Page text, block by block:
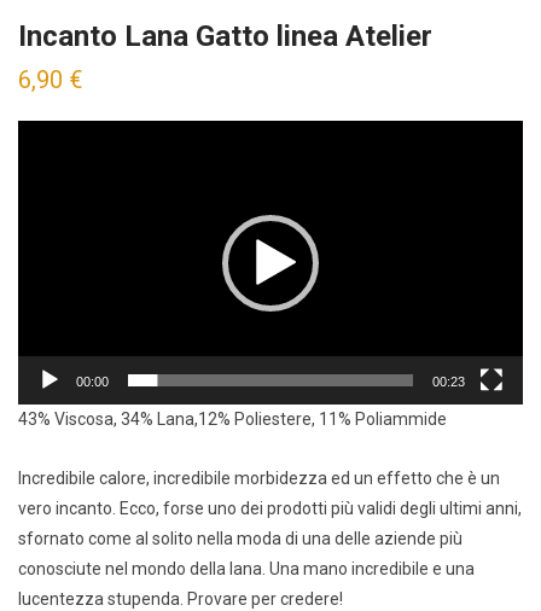
Incanto Lana Gatto linea Atelier
6,90 €
00:00 00:23
43% Viscosa, 34% Lana,12% Poliestere, 11% Poliammide
Incredibile calore, incredibile morbidezza ed un effetto che è un
vero incanto. Ecco, forse uno dei prodotti più validi degli ultimi anni,
sfornato come al solito nella moda di una delle aziende più
conosciute nel mondo della lana. Una mano incredibile e una
lucentezza stupenda. Provare per credere!